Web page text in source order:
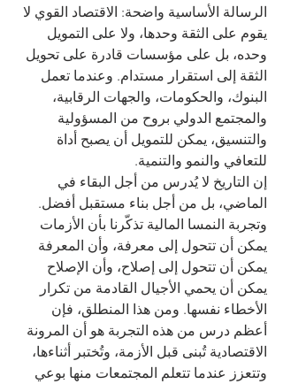
الرسالة الأساسية واضحة: الاقتصاد القوي لا
يقوم على الثقة وحدها، ولا على التمويل
وحده، بل على مؤسسات قادرة على تحويل
الثقة إلى استقرار مستدام. وعندما تعمل
البنوك، والحكومات، والجهات الرقابية،
والمجتمع الدولي بروح من المسؤولية
والتنسيق، يمكن للتمويل أن يصبح أداة
للتعافي والنمو والتنمية.
إن التاريخ لا يُدرس من أجل البقاء في
الماضي، بل من أجل بناء مستقبل أفضل.
وتجربة النمسا المالية تذكّرنا بأن الأزمات
يمكن أن تتحول إلى معرفة، وأن المعرفة
يمكن أن تتحول إلى إصلاح، وأن الإصلاح
يمكن أن يحمي الأجيال القادمة من تكرار
الأخطاء نفسها. ومن هذا المنطلق، فإن
أعظم درس من هذه التجربة هو أن المرونة
الاقتصادية تُبنى قبل الأزمة، وتُختبر أثناءها،
وتتعزز عندما تتعلم المجتمعات منها بوعي